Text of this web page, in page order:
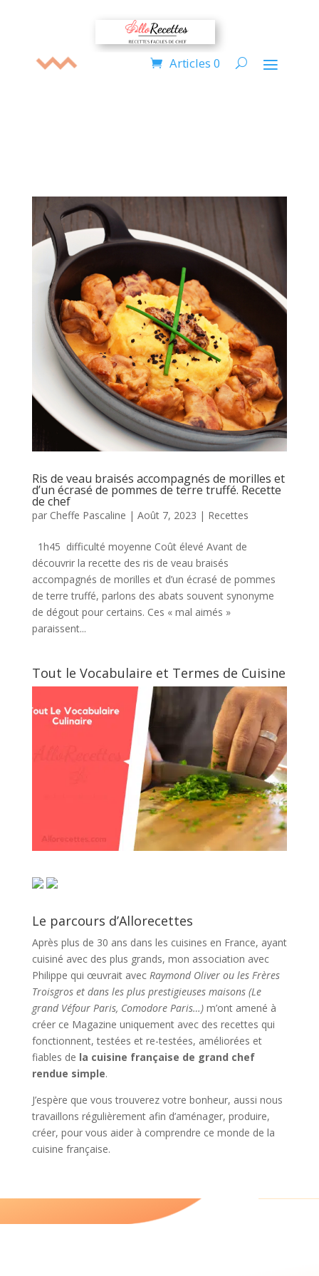
Articles 0
Ris de veau braisés accompagnés de morilles et
d’un écrasé de pommes de terre truffé. Recette
de chef
par Cheffe Pascaline | Août 7, 2023 | Recettes
1h45 difficulté moyenne Coût élevé Avant de
découvrir la recette des ris de veau braisés
accompagnés de morilles et d’un écrasé de pommes
de terre truffé, parlons des abats souvent synonyme
de dégout pour certains. Ces « mal aimés »
paraissent...
Tout le Vocabulaire et Termes de Cuisine
Le parcours d’Allorecettes
Après plus de 30 ans dans les cuisines en France, ayant
cuisiné avec des plus grands, mon association avec
Philippe qui œuvrait avec Raymond Oliver ou les Frères
Troisgros et dans les plus prestigieuses maisons (Le
grand Véfour Paris, Comodore Paris…)m’ont amené à
créer ce Magazine uniquement avec des recettes qui
fonctionnent, testées et re-testées, améliorées et
fiables de la cuisine française de grand chef
rendue simple.
J’espère que vous trouverez votre bonheur, aussi nous
travaillons régulièrement afin d’aménager, produire,
créer, pour vous aider à comprendre ce monde de la
cuisine française.